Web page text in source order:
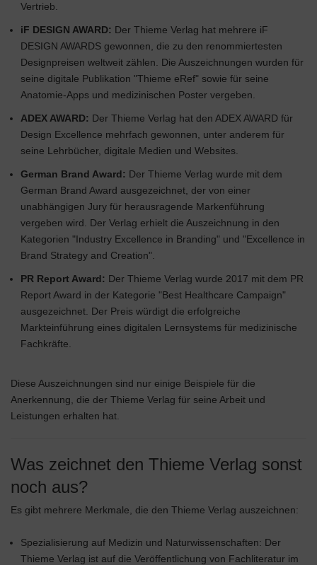
Vertrieb.
iF DESIGN AWARD: Der Thieme Verlag hat mehrere iF
DESIGN AWARDS gewonnen, die zu den renommiertesten
Designpreisen weltweit zählen. Die Auszeichnungen wurden für
seine digitale Publikation "Thieme eRef" sowie für seine
Anatomie-Apps und medizinischen Poster vergeben.
ADEX AWARD: Der Thieme Verlag hat den ADEX AWARD für
Design Excellence mehrfach gewonnen, unter anderem für
seine Lehrbücher, digitale Medien und Websites.
German Brand Award: Der Thieme Verlag wurde mit dem
German Brand Award ausgezeichnet, der von einer
unabhängigen Jury für herausragende Markenführung
vergeben wird. Der Verlag erhielt die Auszeichnung in den
Kategorien "Industry Excellence in Branding" und "Excellence in
Brand Strategy and Creation".
PR Report Award: Der Thieme Verlag wurde 2017 mit dem PR
Report Award in der Kategorie "Best Healthcare Campaign"
ausgezeichnet. Der Preis würdigt die erfolgreiche
Markteinführung eines digitalen Lernsystems für medizinische
Fachkräfte.
Diese Auszeichnungen sind nur einige Beispiele für die
Anerkennung, die der Thieme Verlag für seine Arbeit und
Leistungen erhalten hat.
Was zeichnet den Thieme Verlag sonst
noch aus?
Es gibt mehrere Merkmale, die den Thieme Verlag auszeichnen:
Spezialisierung auf Medizin und Naturwissenschaften: Der
Thieme Verlag ist auf die Veröffentlichung von Fachliteratur im